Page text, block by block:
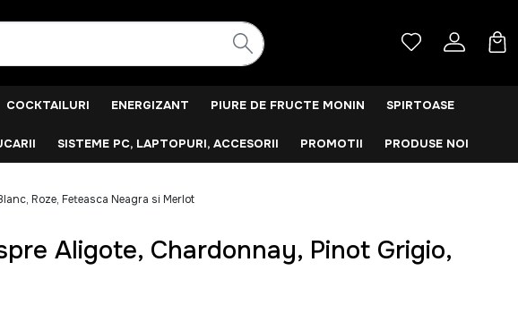
COCKTAILURI ENERGIZANT PIURE DE FRUCTE MONIN SPIRTOASE
SISTEME PC, LAPTOPURI, ACCESORII PROMOTII PRODUSE NOI
Roze, Feteasca Neagra si Merlot
Aligote, Chardonnay, Pinot Grigio,